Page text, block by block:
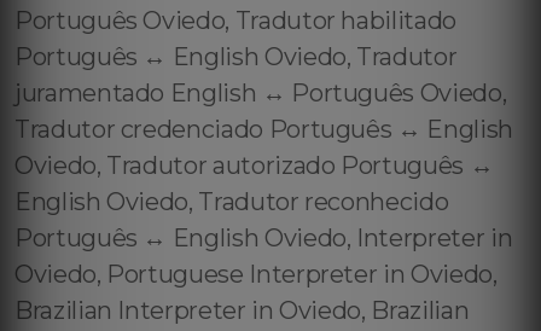
Português Oviedo, Tradutor habilitado
Português ↔️ English Oviedo, Tradutor
juramentado English ↔️ Português Oviedo,
Tradutor credenciado Português ↔️ English
Oviedo, Tradutor autorizado Português ↔️
English Oviedo, Tradutor reconhecido
Português ↔️ English Oviedo, Interpreter in
Oviedo, Portuguese Interpreter in Oviedo,
Brazilian Interpreter in Oviedo, Brazilian